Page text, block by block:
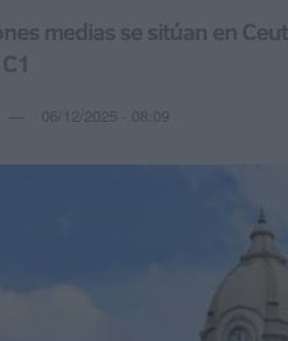
medias se sitúan en
06/12/2025 - 08:09